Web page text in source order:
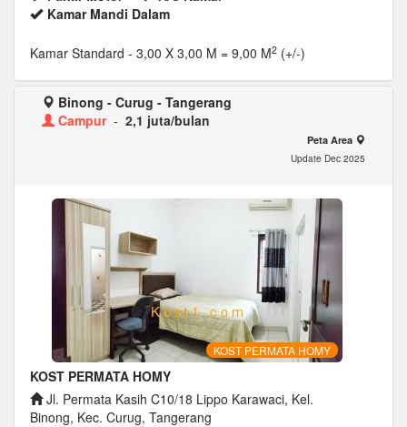
Kamar Mandi Dalam
Kamar Standard - 3,00 X 3,00 M = 9,00 M2 (+/-)
Binong - Curug - Tangerang
Campur- 2,1 juta/bulan
Peta Area
Update Dec 2025
KOST PERMATA HOMY
KOST PERMATA HOMY
Jl. Permata Kasih C10/18 Lippo Karawaci, Kel.
Binong, Kec. Curug, Tangerang